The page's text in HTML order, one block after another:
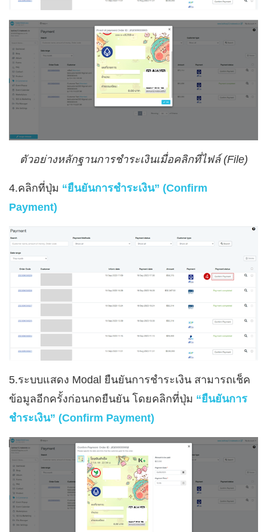
ตัวอย่างหลักฐานการชำระเงินเมื่อคลิกที่ไฟล์ (File)
4.คลิกที่ปุ่ม “ยืนยันการชำระเงิน” (Confirm
Payment)
5.ระบบแสดง Modal ยืนยันการชำระเงิน สามารถเช็ค
ข้อมูลอีกครั้งก่อนกดยืนยัน โดยคลิกที่ปุ่ม “ยืนยันการ
ชำระเงิน” (Confirm Payment)